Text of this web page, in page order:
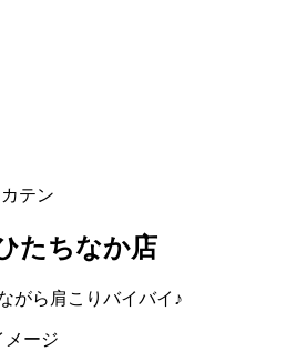
テン
たちなか店
がら肩こりバイバイ♪